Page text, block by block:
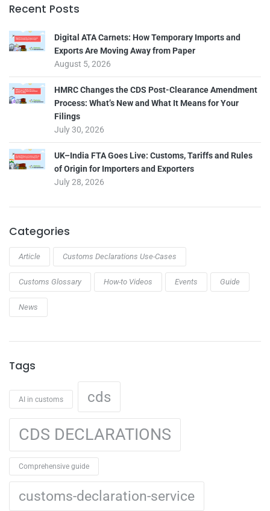
Recent Posts
Digital ATA Carnets: How Temporary Imports and
Exports Are Moving Away from Paper
August 5, 2026
HMRC Changes the CDS Post-Clearance Amendment
Process: What’s New and What It Means for Your
Filings
July 30, 2026
UK–India FTA Goes Live: Customs, Tariffs and Rules
of Origin for Importers and Exporters
July 28, 2026
Categories
Article Customs Declarations Use-Cases
Customs Glossary How-to Videos Events Guide
News
Tags
AI in customs cds
CDS DECLARATIONS
Comprehensive guide
customs-declaration-service